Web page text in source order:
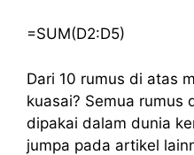
=SUM(D2:D5)
Dari 10 rumus di atas
kuasai? Semua rumus
dipakai dalam dunia
jumpa pada artikel